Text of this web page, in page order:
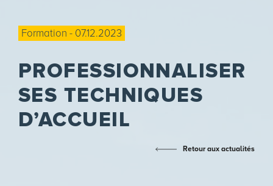
Formation - 07.12.2023
PROFESSIONNALISER
SES TECHNIQUES
D’ACCUEIL
Retour aux actualités